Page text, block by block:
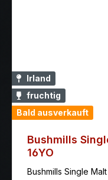
Irland
fruchtig
Bald ausverkauft
Bushmills
16YO
Bushmills Single